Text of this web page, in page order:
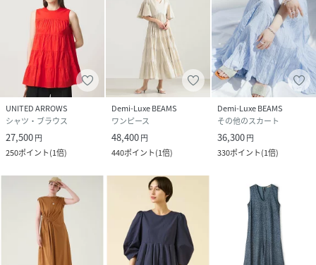
UNITED ARROWS
シャツ・ブラウス
27,500円
250ポイント(1倍)
Demi-Luxe BEAMS
ワンピース
48,400円
440ポイント(1倍)
Demi-Luxe BEAMS
その他のスカート
36,300円
330ポイント(1倍)